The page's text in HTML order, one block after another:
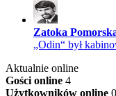
Zatoka
„Odin“ był
Aktualnie online
Gości online 4
Użytkowników online 0